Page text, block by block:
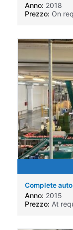
Anno: 2018
Prezzo: On
Complete
Anno: 2015
Prezzo: At